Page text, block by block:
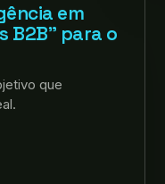
em
B2B" para o
que